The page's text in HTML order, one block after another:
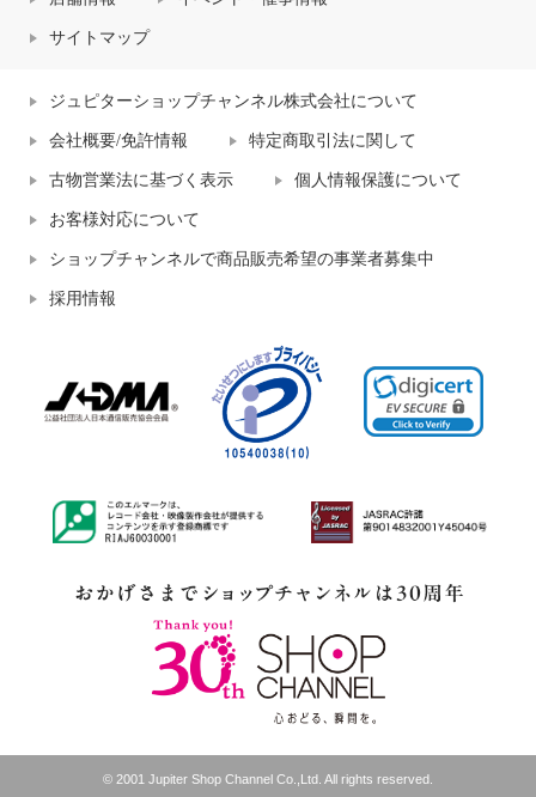
サイトマップ
ジュピターショップチャンネル株式会社について
会社概要/免許情報 特定商取引法に関して
古物営業法に基づく表示 個人情報保護について
お客様対応について
ショップチャンネルで商品販売希望の事業者募集中
採用情報
© 2001 Jupiter Shop Channel Co.,Ltd. All rights reserved.